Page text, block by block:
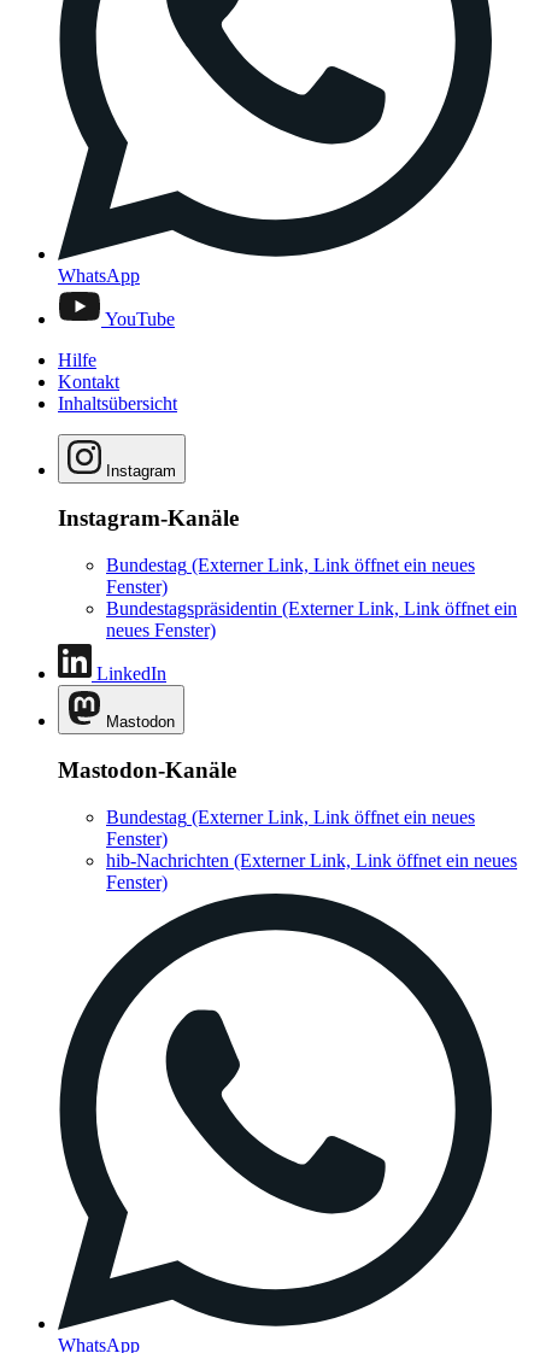
WhatsApp
YouTube
Hilfe
Kontakt
Inhaltsübersicht
Instagram
Instagram-Kanäle
Bundestag (Externer Link, Link öffnet ein neues
Fenster)
Bundestagspräsidentin (Externer Link, Link öffnet ein
neues Fenster)
LinkedIn
Mastodon
Mastodon-Kanäle
Bundestag (Externer Link, Link öffnet ein neues
Fenster)
hib-Nachrichten (Externer Link, Link öffnet ein neues
Fenster)
WhatsApp